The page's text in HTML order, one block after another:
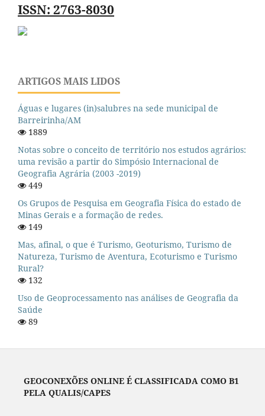
ISSN: 2763-8030
ARTIGOS MAIS LIDOS
Águas e lugares (in)salubres na sede municipal de
Barreirinha/AM
1889
Notas sobre o conceito de território nos estudos agrários:
uma revisão a partir do Simpósio Internacional de
Geografia Agrária (2003 -2019)
449
Os Grupos de Pesquisa em Geografia Física do estado de
Minas Gerais e a formação de redes.
149
Mas, afinal, o que é Turismo, Geoturismo, Turismo de
Natureza, Turismo de Aventura, Ecoturismo e Turismo
Rural?
132
Uso de Geoprocessamento nas análises de Geografia da
Saúde
89
GEOCONEXÕES ONLINE É CLASSIFICADA COMO B1
PELA QUALIS/CAPES